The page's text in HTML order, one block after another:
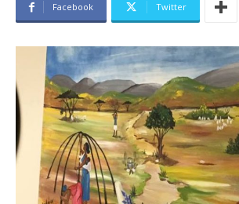
Facebook Twitter